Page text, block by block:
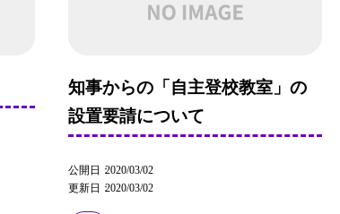
知事からの「自主登校教室」の
設置要請について
公開日 2020/03/02
更新日 2020/03/02